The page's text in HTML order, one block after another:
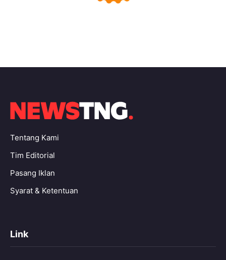
Tentang Kami
Tim Editorial
Pasang Iklan
Syarat & Ketentuan
Link